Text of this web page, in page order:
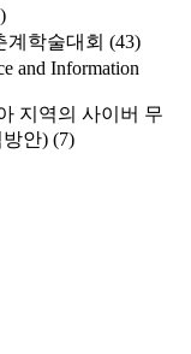
계학술대회 (43)
and Information
지역의 사이버 무
방안) (7)